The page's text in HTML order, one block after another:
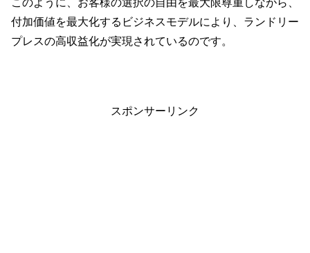
このように、お客様の選択の自由を最大限尊重しながら、
付加価値を最大化するビジネスモデルにより、ランドリー
プレスの高収益化が実現されているのです。
スポンサーリンク